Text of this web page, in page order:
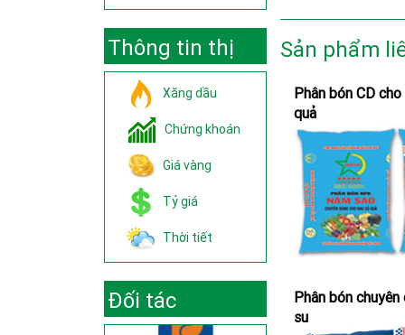
Thông tin thị
trườngXăng dầu
Chứng khoán
Giá vàng
Tỷ giá
Thời tiết
Đối tác
Sản phẩm
Phân bón CD cho
quả
Phân bón
su